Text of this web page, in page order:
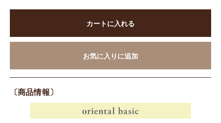
カートに入れる
お気に入りに追加
〔商品情報〕